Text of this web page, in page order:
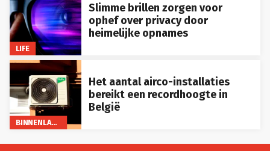
LIFE
Slimme brillen zorgen voor
ophef over privacy door
heimelijke opnames
BINNENLAND
Het aantal airco-installaties
bereikt een recordhoogte in
België